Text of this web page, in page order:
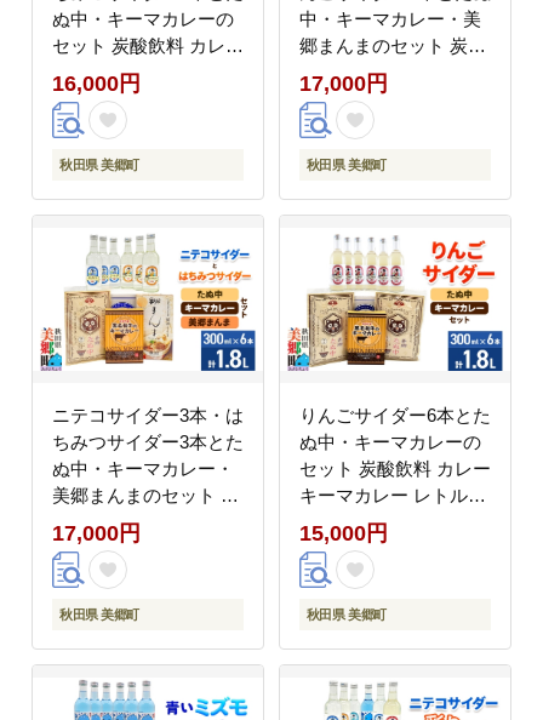
ぬ中・キーマカレーの
セット 炭酸飲料 カレー
キーマカレー レトルト
中華麺 [ニテコサイダー
はちみつサイダー ハチ
ダー 炭酸飲料 炭酸水
カレー キーマカレー レ
トルト 中華麺 ラーメン
セット 秋田県 美郷町]
16,000円
秋田県 美郷町
中・キーマカレー・美
郷まんまのセット 炭酸
飲料 カレー キーマカレ
ー レトルト 中華麺 ま
ぜごはん [ニテコサイダ
酸飲料 炭酸水 カレー
キーマカレー レトルト
中華麺 ラーメン まぜご
はん セット 秋田県 美
郷町]
17,000円
秋田県 美郷町
ニテコサイダー3本・は
ちみつサイダー3本とた
ぬ中・キーマカレー・
美郷まんまのセット 炭
酸飲料 カレー キーマカ
レー レトルト 中華麺
まぜごはん [ニテコサイ
ハチミツ 蜂蜜 ご当地
サイダー 炭酸飲料 炭酸
水 カレー キーマカレー
レトルト 中華麺 ラーメ
17,000円
秋田県 美郷町
りんごサイダー6本とた
ぬ中・キーマカレーの
セット 炭酸飲料 カレー
キーマカレー レトルト
中華麺 [ニテコサイダー
りんごサイダー リンゴ
林檎 ご当地 サイダー
キーマカレー レトルト
中華麺 ラーメン セット
秋田県 美郷町]
15,000円
秋田県 美郷町